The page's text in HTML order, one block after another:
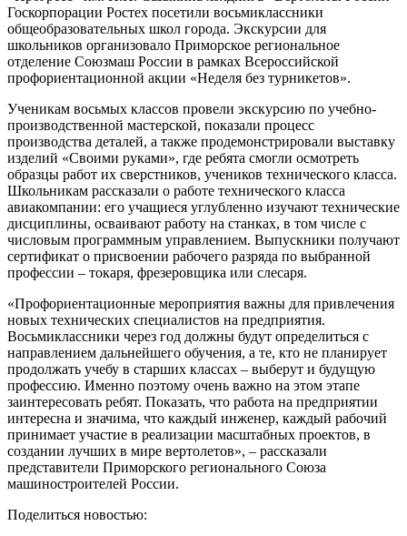
Госкорпорации Ростех посетили восьмиклассники
общеобразовательных школ города. Экскурсии для
школьников организовало Приморское региональное
отделение Союзмаш России в рамках Всероссийской
профориентационной акции «Неделя без турникетов».
Ученикам восьмых классов провели экскурсию по учебно-
производственной мастерской, показали процесс
производства деталей, а также продемонстрировали выставку
изделий «Своими руками», где ребята смогли осмотреть
образцы работ их сверстников, учеников технического класса.
Школьникам рассказали о работе технического класса
авиакомпании: его учащиеся углубленно изучают технические
дисциплины, осваивают работу на станках, в том числе с
числовым программным управлением. Выпускники получают
сертификат о присвоении рабочего разряда по выбранной
профессии – токаря, фрезеровщика или слесаря.
«Профориентационные мероприятия важны для привлечения
новых технических специалистов на предприятия.
Восьмиклассники через год должны будут определиться с
направлением дальнейшего обучения, а те, кто не планирует
продолжать учебу в старших классах – выберут и будущую
профессию. Именно поэтому очень важно на этом этапе
заинтересовать ребят. Показать, что работа на предприятии
интересна и значима, что каждый инженер, каждый рабочий
принимает участие в реализации масштабных проектов, в
создании лучших в мире вертолетов», – рассказали
представители Приморского регионального Союза
машиностроителей России.
Поделиться новостью: